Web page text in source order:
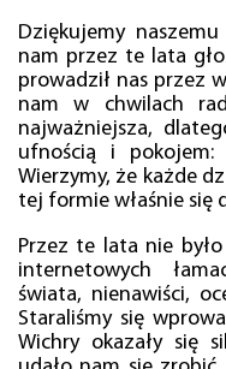
Dziękujemy
nam przez te lata
prowadził nas przez
nam w chwilach
najważniejsza,
ufnością i pokojem:
Wierzymy, że każde
tej formie właśnie się
Przez te lata nie
internetowych
świata, nienawiści,
Staraliśmy się
Wichry okazały się